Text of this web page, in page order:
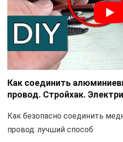
Как соединить
провод. Стройхак.
Как безопасно соединить
провод: лучший способ